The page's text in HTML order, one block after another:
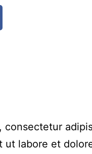
consectetur
ut labore et